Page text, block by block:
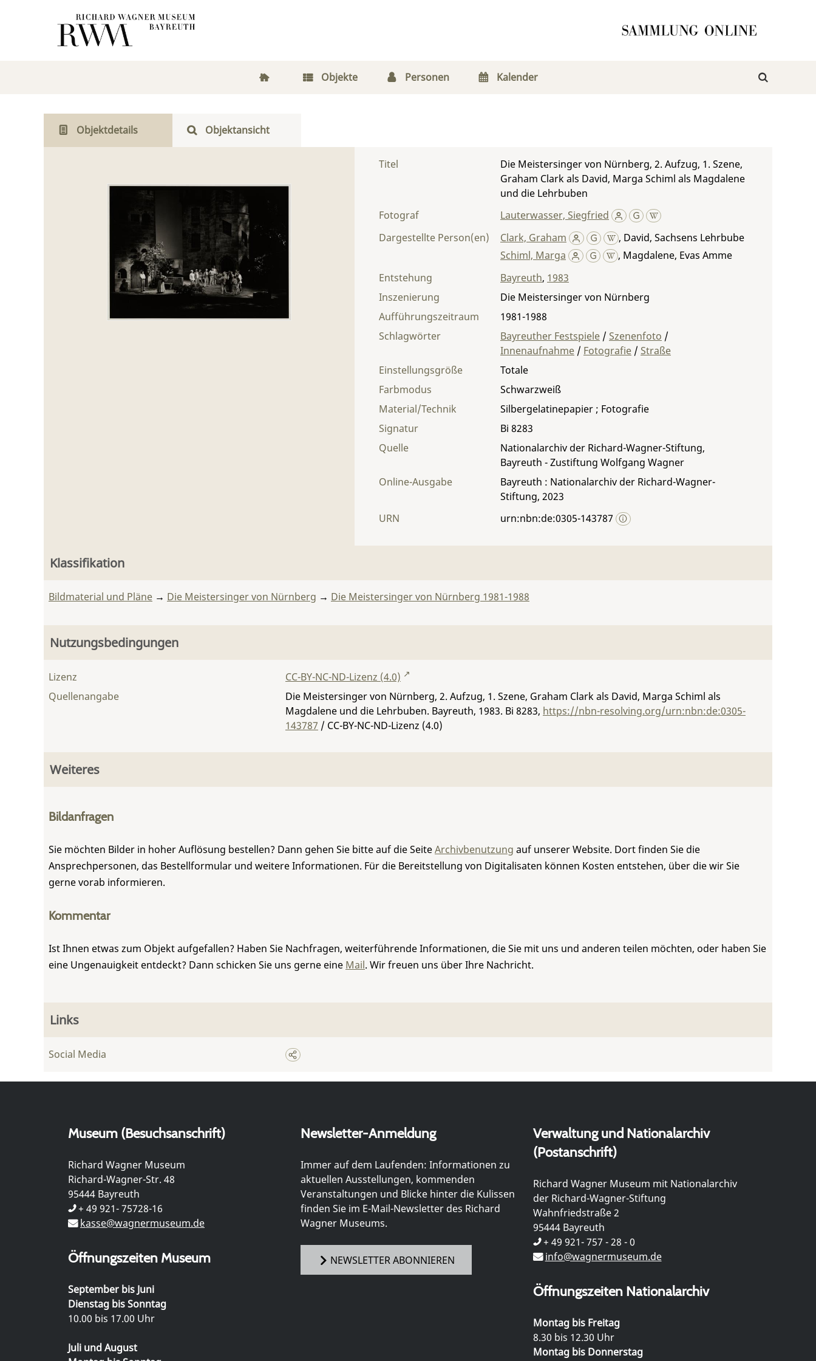
Objekte Personen Kalender
Objektdetails Objektansicht
Titel
Die Meistersinger von Nürnberg, 2. Aufzug, 1. Szene,
Graham Clark als David, Marga Schiml als Magdalene
und die Lehrbuben
Fotograf
Lauterwasser, Siegfried
Dargestellte Person(en)
Clark, Graham , David, Sachsens Lehrbube
Schiml, Marga
, Magdalene, Evas Amme
Entstehung
Bayreuth, 1983
Material/Technik Silbergelatinepapier ; Fotografie
Einstellungsgröße
Totale
Farbmodus
Schwarzweiß
Inszenierung
Die Meistersinger von Nürnberg
Aufführungszeitraum
1981-1988
Signatur
Bi 8283
Quelle
Nationalarchiv der Richard-Wagner-Stiftung,
Bayreuth - Zustiftung Wolfgang Wagner
Schlagwörter Bayreuther Festspiele / Szenenfoto /
Innenaufnahme / Fotografie / Straße
Online-Ausgabe
Bayreuth : Nationalarchiv der Richard-Wagner-
Stiftung, 2023
URN
urn:nbn:de:0305-143787
Klassifikation
Bildmaterial und Pläne → Die Meistersinger von Nürnberg → Die Meistersinger von Nürnberg 1981-1988
Nutzungsbedingungen
Lizenz
CC-BY-NC-ND-Lizenz (4.0)
Quellenangabe
Die Meistersinger von Nürnberg, 2. Aufzug, 1. Szene, Graham Clark als David, Marga Schiml als
Magdalene und die Lehrbuben. Bayreuth, 1983. Bi 8283, https://nbn-resolving.org/urn:nbn:de:0305-
143787 / CC-BY-NC-ND-Lizenz (4.0)
Weiteres
Bildanfragen
Sie möchten Bilder in hoher Auflösung bestellen? Dann gehen Sie bitte auf die SeiteArchivbenutzung auf unserer Website. Dort finden Sie die
Ansprechpersonen, das Bestellformular und weitere Informationen. Für die Bereitstellung von Digitalisaten können Kosten entstehen, über die wir Sie
gerne vorab informieren.
Kommentar
Ist Ihnen etwas zum Objekt aufgefallen? Haben Sie Nachfragen, weiterführende Informationen, die Sie mit uns und anderen teilen möchten, oder haben Sie
eine Ungenauigkeit entdeckt? Dann schicken Sie uns gerne eine Mail. Wir freuen uns über Ihre Nachricht.
Links
Social Media
Museum (Besuchsanschrift)
Richard Wagner Museum
Richard-Wagner-Str. 48
95444 Bayreuth
+ 49 921- 75728-16
kasse@wagnermuseum.de
Öffnungszeiten Museum
September bis Juni
Dienstag bis Sonntag
10.00 bis 17.00 Uhr
Juli und August
Newsletter-Anmeldung
Immer auf dem Laufenden: Informationen zu
aktuellen Ausstellungen, kommenden
Veranstaltungen und Blicke hinter die Kulissen
finden Sie im E-Mail-Newsletter des Richard
Wagner Museums.
NEWSLETTER ABONNIEREN
Verwaltung und Nationalarchiv
(Postanschrift)
Richard Wagner Museum mit Nationalarchiv
der Richard-Wagner-Stiftung
Wahnfriedstraße 2
95444 Bayreuth
+ 49 921- 757 - 28 - 0
info@wagnermuseum.de
Öffnungszeiten Nationalarchiv
Montag bis Freitag
8.30 bis 12.30 Uhr
Montag bis Donnerstag